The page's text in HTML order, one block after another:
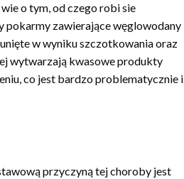
o tym, od czego robi sie
pokarmy zawierające węglowodany
w wyniku szczotkowania oraz
wytwarzają kwasowe produkty
co jest bardzo problematycznie i
przyczyną tej choroby jest